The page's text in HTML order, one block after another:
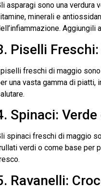
asparagi sono una
minerali e
Piselli
freschi di maggio
una vasta gamma di
Spinaci:
spinaci freschi di maggio
verdi o come base per
Ravanelli: